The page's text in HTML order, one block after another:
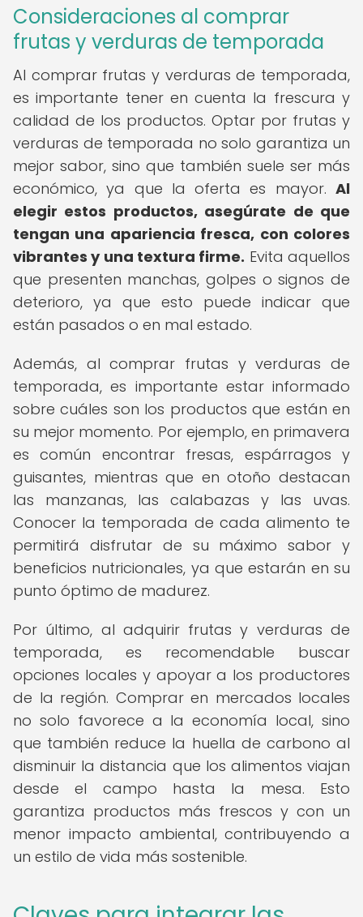
Consideraciones al comprar
frutas y verduras de temporada
Al comprar frutas y verduras de temporada,
es importante tener en cuenta la frescura y
calidad de los productos. Optar por frutas y
verduras de temporada no solo garantiza un
mejor sabor, sino que también suele ser más
económico, ya que la oferta es mayor. Al
elegir estos productos, asegúrate de que
tengan una apariencia fresca, con colores
vibrantes y una textura firme. Evita aquellos
que presenten manchas, golpes o signos de
deterioro, ya que esto puede indicar que
están pasados o en mal estado.
Además, al comprar frutas y verduras de
temporada, es importante estar informado
sobre cuáles son los productos que están en
su mejor momento. Por ejemplo, en primavera
es común encontrar fresas, espárragos y
guisantes, mientras que en otoño destacan
las manzanas, las calabazas y las uvas.
Conocer la temporada de cada alimento te
permitirá disfrutar de su máximo sabor y
beneficios nutricionales, ya que estarán en su
punto óptimo de madurez.
Por último, al adquirir frutas y verduras de
temporada, es recomendable buscar
opciones locales y apoyar a los productores
de la región. Comprar en mercados locales
no solo favorece a la economía local, sino
que también reduce la huella de carbono al
disminuir la distancia que los alimentos viajan
desde el campo hasta la mesa. Esto
garantiza productos más frescos y con un
menor impacto ambiental, contribuyendo a
un estilo de vida más sostenible.